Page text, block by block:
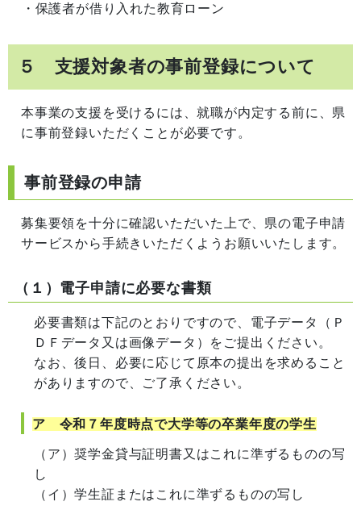
・保護者が借り入れた教育ローン
５ 支援対象者の事前登録について
本事業の支援を受けるには、就職が内定する前に、県
に事前登録いただくことが必要です。
事前登録の申請
募集要領を十分に確認いただいた上で、県の電子申請
サービスから手続きいただくようお願いいたします。
（１）電子申請に必要な書類
必要書類は下記のとおりですので、電子データ（Ｐ
ＤＦデータ又は画像データ）をご提出ください。
なお、後日、必要に応じて原本の提出を求めること
がありますので、ご了承ください。
ア 令和７年度時点で大学等の卒業年度の学生
（ア）奨学金貸与証明書又はこれに準ずるものの写
し
（イ）学生証またはこれに準ずるものの写し